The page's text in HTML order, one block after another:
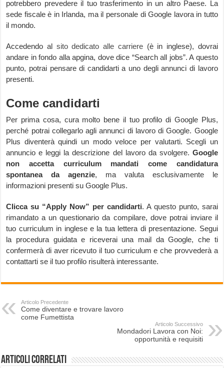
potrebbero prevedere il tuo trasferimento in un altro Paese. La
sede fiscale è in Irlanda, ma il personale di Google lavora in tutto
il mondo.
Accedendo al sito dedicato alle carriere(è in inglese), dovrai
andare in fondo alla apgina, dove dice “Search all jobs”. A questo
punto, potrai pensare di candidarti a uno degli annunci di lavoro
presenti.
Come candidarti
Per prima cosa, cura molto bene il tuo profilo di Google Plus,
perché potrai collegarlo agli annunci di lavoro di Google. Google
Plus diventerà quindi un modo veloce per valutarti. Scegli un
annuncio e leggi la descrizione del lavoro da svolgere. Google
non accetta curriculum mandati come candidatura
spontanea da agenzie, ma valuta esclusivamente le
informazioni presenti su Google Plus.
Clicca su “Apply Now” per candidarti. A questo punto, sarai
rimandato a un questionario da compilare, dove potrai inviare il
tuo curriculum in inglese e la tua lettera di presentazione. Segui
la procedura guidata e riceverai una mail da Google, che ti
confermerà di aver ricevuto il tuo curriculum e che provvederà a
contattarti se il tuo profilo risulterà interessante.
Articolo Precedente
Come diventare e trovare lavoro
come Fumettista
Articolo Successivo
Mondadori Lavora con Noi:
opportunità e requisiti
Articoli correlati